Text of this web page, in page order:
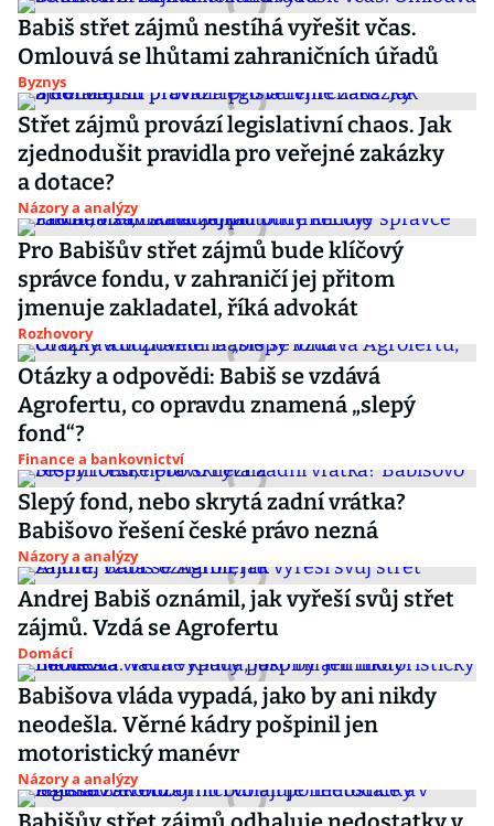
Babiš střet zájmů nestíhá vyřešit včas.
Omlouvá se lhůtami zahraničních úřadů
Byznys
Střet zájmů provází legislativní chaos. Jak
zjednodušit pravidla pro veřejné zakázky
a dotace?
Názory a analýzy
Pro Babišův střet zájmů bude klíčový
správce fondu, v zahraničí jej přitom
jmenuje zakladatel, říká advokát
Rozhovory
Otázky a odpovědi: Babiš se vzdává
Agrofertu, co opravdu znamená „slepý
fond“?
Finance a bankovnictví
Slepý fond, nebo skrytá zadní vrátka?
Babišovo řešení české právo nezná
Názory a analýzy
Andrej Babiš oznámil, jak vyřeší svůj střet
zájmů. Vzdá se Agrofertu
Domácí
Babišova vláda vypadá, jako by ani nikdy
neodešla. Věrné kádry pošpinil jen
motoristický manévr
Názory a analýzy